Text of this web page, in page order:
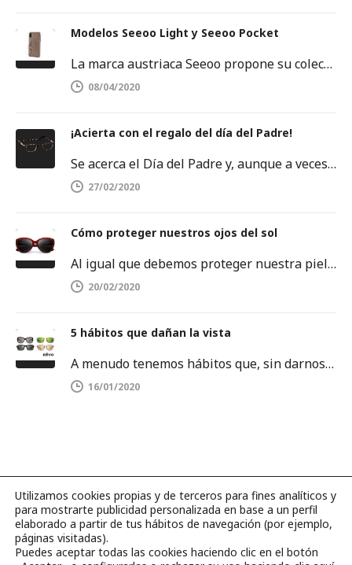
Modelos Seeoo Light y Seeoo Pocket
La marca austriaca Seeoo propone su colección de binóculos ligeros, disponibles tanto para hombres como para mujeres. SEEOO Light para…
08/04/2020
¡Acierta con el regalo del día del Padre!
Se acerca el Día del Padre y, aunque a veces se nos agoten las ideas, no debemos rendirnos. Este es…
27/02/2020
Cómo proteger nuestros ojos del sol
Al igual que debemos proteger nuestra piel del sol, también es importante proteger nuestros ojos. Los rayos ultravioletas pueden dañar…
20/02/2020
5 hábitos que dañan la vista
A menudo tenemos hábitos que, sin darnos cuenta, dañan la salud de nuestros ojos. Es por ello que debemos tenerlos…
16/01/2020
©2026 Página web hecha con amor porBLUBBER.
Catálogos Contacto Aviso legal
Utilizamos cookies propias y de terceros para fines analíticos y
para mostrarte publicidad personalizada en base a un perfil
elaborado a partir de tus hábitos de navegación (por ejemplo,
páginas visitadas).
Puedes aceptar todas las cookies haciendo clic en el botón